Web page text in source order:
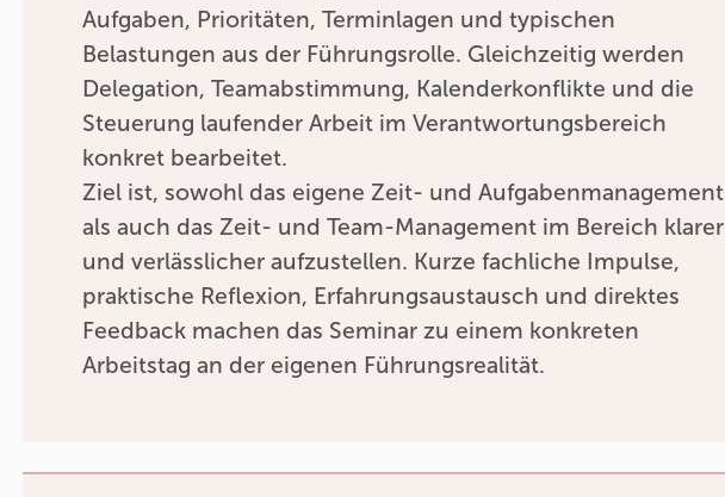
Aufgaben, Prioritäten, Terminlagen und typischen
Belastungen aus der Führungsrolle. Gleichzeitig werden
Delegation, Teamabstimmung, Kalenderkonflikte und die
Steuerung laufender Arbeit im Verantwortungsbereich
konkret bearbeitet.
Ziel ist, sowohl das eigene Zeit- und Aufgabenmanagement
als auch das Zeit- und Team-Management im Bereich klarer
und verlässlicher aufzustellen. Kurze fachliche Impulse,
praktische Reflexion, Erfahrungsaustausch und direktes
Feedback machen das Seminar zu einem konkreten
Arbeitstag an der eigenen Führungsrealität.